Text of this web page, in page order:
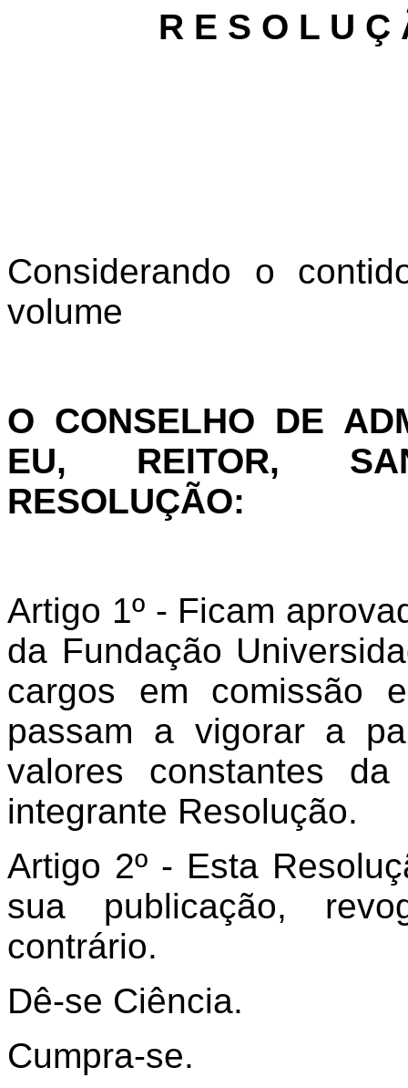
R E S O L U Ç
Considerando o
volume
O CONSELHO DE
EU, REITOR,
RESOLUÇÃO:
Artigo 1º - Ficam
da Fundação
cargos em comissão
passam a vigorar a
valores constantes
integrante Resolução.
Artigo 2º - Esta
sua publicação,
contrário.
Dê-se Ciência.
Cumpra-se.